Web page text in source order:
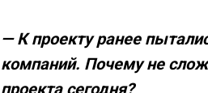
— К проекту ранее
компаний. Почему не
проекта сегодня?